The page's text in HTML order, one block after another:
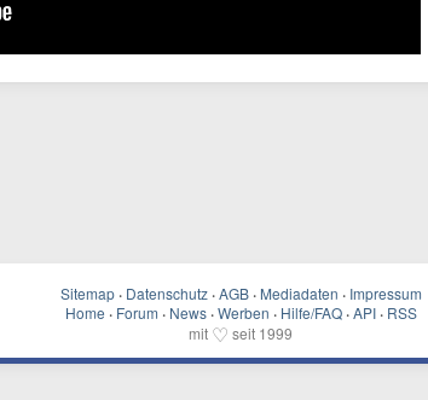
Sitemap · Datenschutz · AGB · Mediadaten · Impressum
Home · Forum · News · Werben · Hilfe/FAQ · API · RSS
mit ♡ seit 1999